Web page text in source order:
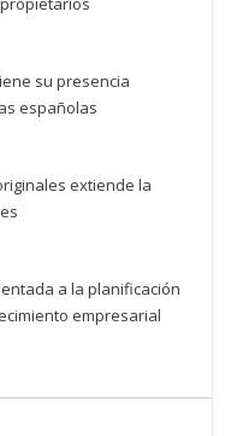
su presencia
españolas
extiende la
a la planificación
empresarial